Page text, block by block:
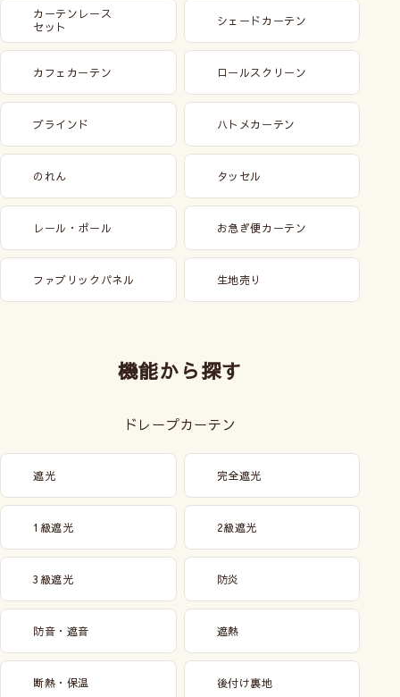
カーテンレース
セット
シェードカーテン
カフェカーテン ロールスクリーン
ブラインド ハトメカーテン
のれん タッセル
レール・ポール お急ぎ便カーテン
ファブリックパネル 生地売り
機能から探す
ドレープカーテン
遮光 完全遮光
1級遮光 2級遮光
3級遮光 防炎
防音・遮音 遮熱
断熱・保温 後付け裏地